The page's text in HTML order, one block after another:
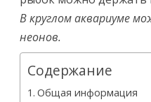
В круглом аквариуме
неонов.
Содержание
Общая информация